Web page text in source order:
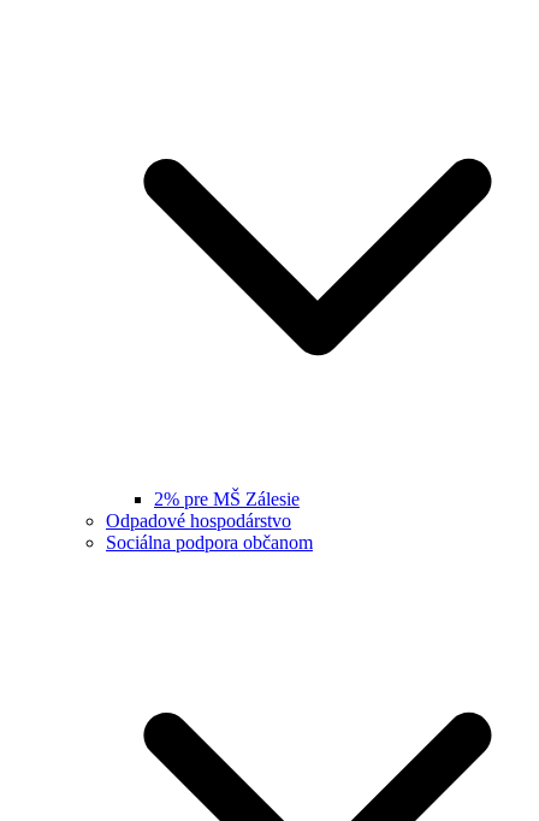
2% pre MŠ Zálesie
Odpadové hospodárstvo
Sociálna podpora občanom